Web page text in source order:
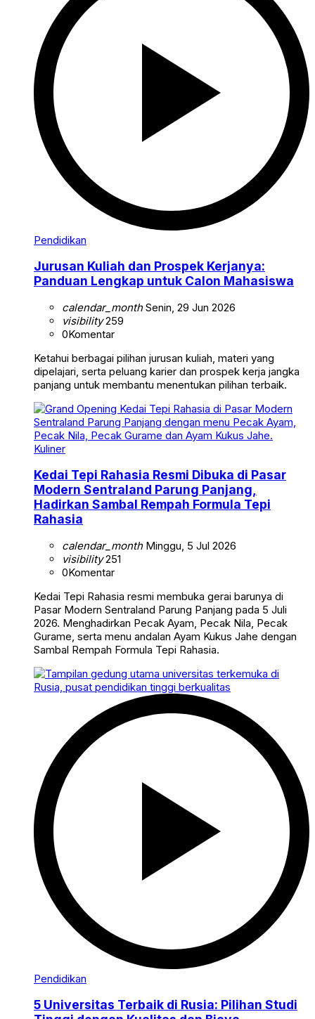
Pendidikan
Jurusan Kuliah dan Prospek Kerjanya:
Panduan Lengkap untuk Calon Mahasiswa
calendar_monthSenin, 29 Jun 2026
visibility259
0Komentar
Ketahui berbagai pilihan jurusan kuliah, materi yang
dipelajari, serta peluang karier dan prospek kerja jangka
panjang untuk membantu menentukan pilihan terbaik.
Kuliner
Kedai Tepi Rahasia Resmi Dibuka di Pasar
Modern Sentraland Parung Panjang,
Hadirkan Sambal Rempah Formula Tepi
Rahasia
calendar_monthMinggu, 5 Jul 2026
visibility251
0Komentar
Kedai Tepi Rahasia resmi membuka gerai barunya di
Pasar Modern Sentraland Parung Panjang pada 5 Juli
2026. Menghadirkan Pecak Ayam, Pecak Nila, Pecak
Gurame, serta menu andalan Ayam Kukus Jahe dengan
Sambal Rempah Formula Tepi Rahasia.
Pendidikan
5 Universitas Terbaik di Rusia: Pilihan Studi